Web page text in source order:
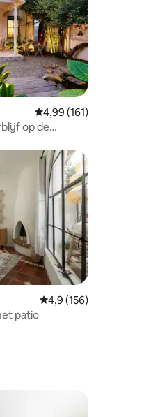
130 recensies
Gemiddelde
4,99 (161)
op de
503 recensies
Gemiddelde
4,9 (156)
patio